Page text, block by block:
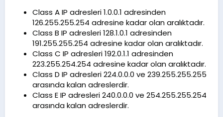
Class A IP adresleri 1.0.0.1 adresinden
126.255.255.254 adresine kadar olan aralıktadır.
Class B IP adresleri 128.1.0.1 adresinden
191.255.255.254 adresine kadar olan aralıktadır.
Class C IP adresleri 192.0.1.1 adresinden
223.255.254.254 adresine kadar olan aralıktadır.
Class D IP adresleri 224.0.0.0 ve 239.255.255.255
arasında kalan adreslerdir.
Class E IP adresleri 240.0.0.0 ve 254.255.255.254
arasında kalan adreslerdir.